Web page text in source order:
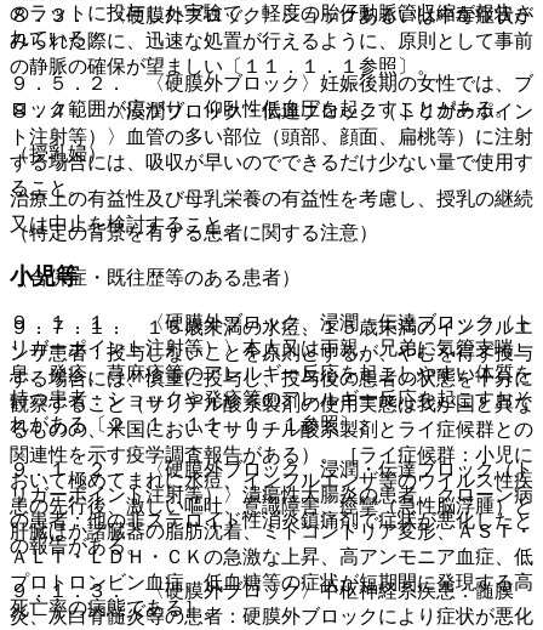
のラットに投与した実験で、軽度の胎仔動脈管収縮が報告さ
れている。
９．５．２． 〈硬膜外ブロック〉妊娠後期の女性では、ブ
ロック範囲が広がり、仰臥性低血圧を起こすことがある。
（授乳婦）
治療上の有益性及び母乳栄養の有益性を考慮し、授乳の継続
又は中止を検討すること。
小児等
９．７．１． １５歳未満の水痘、１５歳未満のインフルエ
ンザ患者：投与しないことを原則とするが、やむを得ず投与
する場合には、慎重に投与し、投与後の患者の状態を十分に
観察すること（サリチル酸系製剤の使用実態は我が国と異な
るものの、米国においてサリチル酸系製剤とライ症候群との
関連性を示す疫学調査報告がある）。［ライ症候群：小児に
おいて極めてまれに水痘、インフルエンザ等のウイルス性疾
患の先行後、激しい嘔吐、意識障害、痙攣（急性脳浮腫）と
肝臓ほか諸臓器の脂肪沈着、ミトコンドリア変形、ＡＳＴ・
ＡＬＴ・ＬＤＨ・ＣＫの急激な上昇、高アンモニア血症、低
プロトロンビン血症、低血糖等の症状が短期間に発現する高
死亡率の病態である］。
８．３． 〈硬膜外ブロック〉ショックあるいは中毒症状が
みられた際に、迅速な処置が行えるように、原則として事前
の静脈の確保が望ましい〔１１．１．１参照〕。
８．４． 〈浸潤ブロック・伝達ブロック（トリガーポイン
ト注射等）〉血管の多い部位（頭部、顔面、扁桃等）に注射
する場合には、吸収が早いのでできるだけ少ない量で使用す
ること。
（特定の背景を有する患者に関する注意）
（合併症・既往歴等のある患者）
９．１．１． 〈硬膜外ブロック、浸潤・伝達ブロック（ト
リガーポイント注射等）〉本人又は両親、兄弟に気管支喘
息、発疹、蕁麻疹等のアレルギー反応を起こしやすい体質を
持つ患者：ショックや発疹等のアレルギー反応を起こすおそ
れがある〔２．１、１１．１．１参照〕。
９．１．２． 〈硬膜外ブロック、浸潤・伝達ブロック（ト
リガーポイント注射等）〉潰瘍性大腸炎の患者、クローン病
の患者：他の非ステロイド性消炎鎮痛剤で症状が悪化したと
の報告がある。
９．１．３． 〈硬膜外ブロック〉中枢神経系疾患：髄膜
炎、灰白脊髄炎等の患者：硬膜外ブロックにより症状が悪化